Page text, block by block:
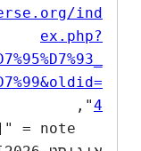
ind
ex.php?
4